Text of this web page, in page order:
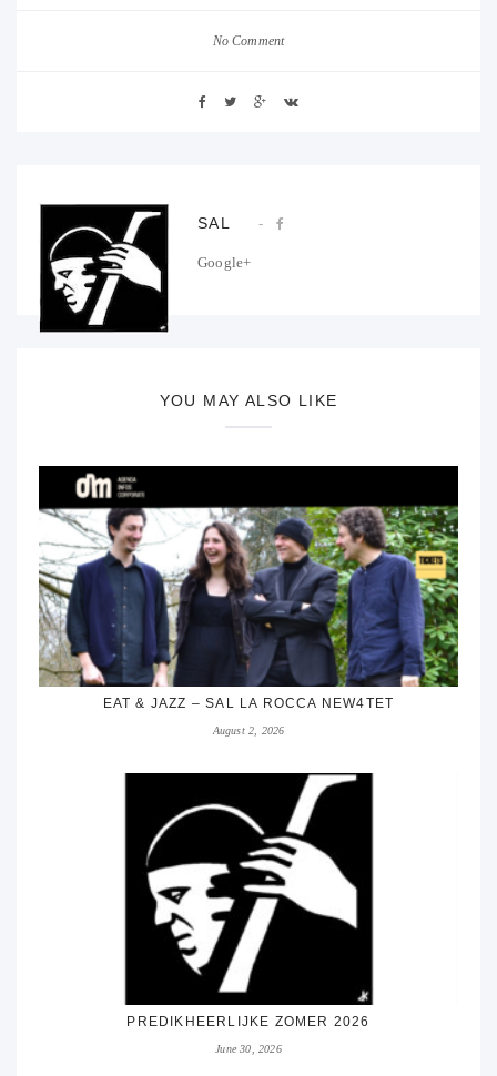
No Comment
SAL
Google+
YOU MAY ALSO LIKE
EAT & JAZZ – SAL LA ROCCA NEW4TET
August 2, 2026
PREDIKHEERLIJKE ZOMER 2026
June 30, 2026